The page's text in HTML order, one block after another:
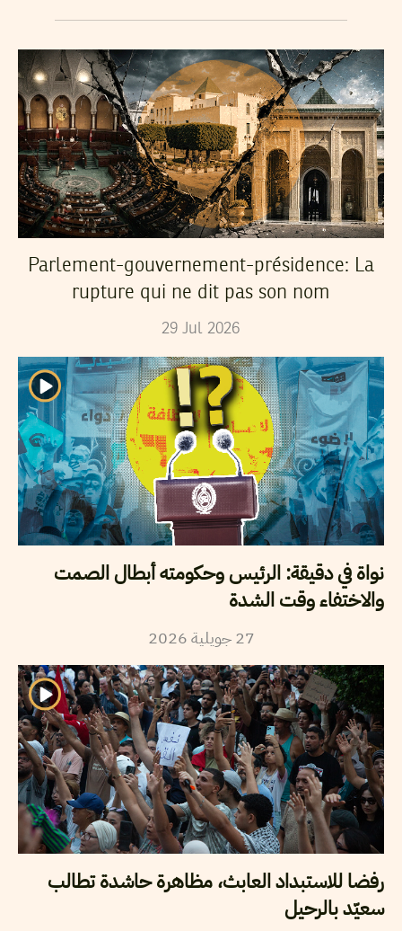
Parlement-gouvernement-présidence: La
rupture qui ne dit pas son nom
29 Jul 2026
نواة في دقيقة: الرئيس وحكومته أبطال الصمت
والاختفاء وقت الشدة
27 جويلية2026
رفضا للاستبداد العابث، مظاهرة حاشدة تطالب
سعيّد بالرحيل